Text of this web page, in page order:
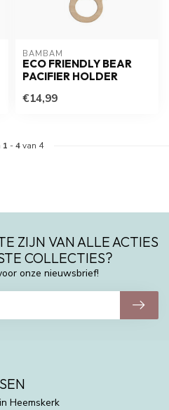
BAMBAM
ECO FRIENDLY BEAR
PACIFIER HOLDER
€14,99
1 -4van 4
ZIJN VAN ALLE ACTIES
COLLECTIES?
onze nieuwsbrief!
Heemskerk